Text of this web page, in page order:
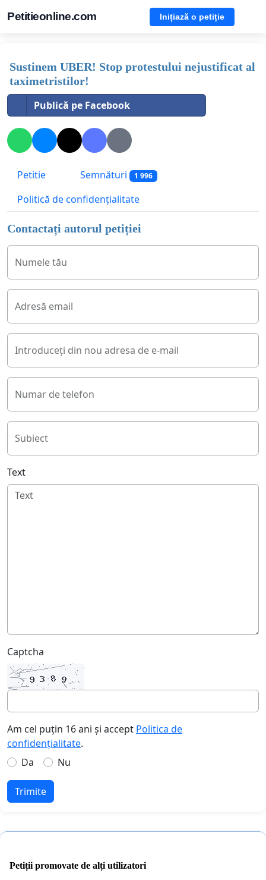
Petitieonline.com Inițiază o petiție
Sustinem UBER! Stop protestului nejustificat al
taximetristilor!
Publică pe Facebook
Petitie Semnături 1 996
Politică de confidențialitate
Contactați autorul petiției
Numele tău
Adresă email
Introduceți din nou adresa de e-mail
Numar de telefon
Subiect
Text
Captcha
Am cel puțin 16 ani și accept Politica de
confidențialitate.
Da
Nu
Trimite
Petiții promovate de alți utilizatori